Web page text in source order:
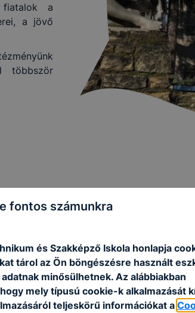
fiatalok a
a jövő
többször
fontos számunkra
és Szakképző Iskola honlapja
tárol az Ön böngészésre használt
minősülhetnek. Az alábbiakban
mely típusú cookie-k alkalmazását
teljeskörű információkat a